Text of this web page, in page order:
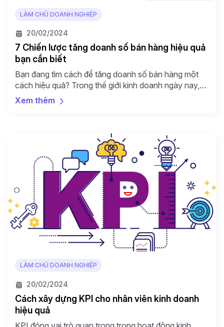
LÀM CHỦ DOANH NGHIỆP
20/02/2024
7 Chiến lược tăng doanh số bán hàng hiệu quả
bạn cần biết
Bạn đang tìm cách để tăng doanh số bán hàng một
cách hiệu quả? Trong thế giới kinh doanh ngày nay,
việc áp dụng những chiến lược phù hợp có thể là yếu
tố quyết định đưa doanh nghiệp của bạn lên tầm cao
Xem thêm
LÀM CHỦ DOANH NGHIỆP
20/02/2024
Cách xây dựng KPI cho nhân viên kinh doanh
hiệu quả